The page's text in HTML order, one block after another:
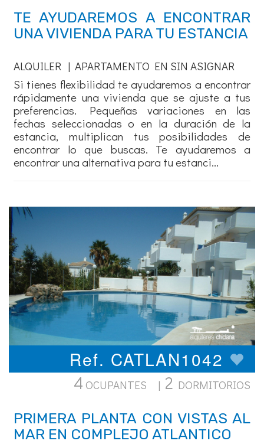
TE AYUDAREMOS A ENCONTRAR
UNA VIVIENDA PARA TU ESTANCIA
ALQUILER | APARTAMENTO EN SIN ASIGNAR
Si tienes flexibilidad te ayudaremos a encontrar
rápidamente una vivienda que se ajuste a tus
preferencias. Pequeñas variaciones en las
fechas seleccionadas o en la duración de la
estancia, multiplican tus posibilidades de
encontrar lo que buscas. Te ayudaremos a
encontrar una alternativa para tu estanci...
Ref. CATLAN1042
4 OCUPANTES | 2 DORMITORIOS
PRIMERA PLANTA CON VISTAS AL
MAR EN COMPLEJO ATLANTICO